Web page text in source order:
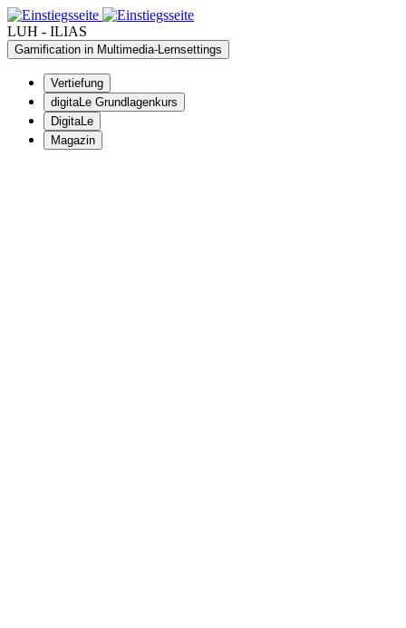
LUH - ILIAS
Gamification in Multimedia-Lernsettings
Vertiefung
digitaLe Grundlagenkurs
DigitaLe
Magazin